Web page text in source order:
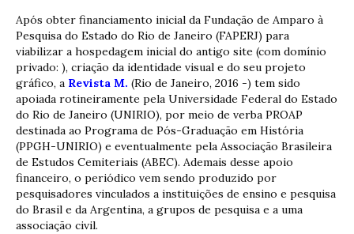
Após obter financiamento inicial da Fundação de Amparo à
Pesquisa do Estado do Rio de Janeiro (FAPERJ) para
viabilizar a hospedagem inicial do antigo site (com domínio
privado: ), criação da identidade visual e do seu projeto
gráfico, a Revista M. (Rio de Janeiro, 2016 -) tem sido
apoiada rotineiramente pela Universidade Federal do Estado
do Rio de Janeiro (UNIRIO), por meio de verba PROAP
destinada ao Programa de Pós-Graduação em História
(PPGH-UNIRIO) e eventualmente pela Associação Brasileira
de Estudos Cemiteriais (ABEC). Ademais desse apoio
financeiro, o periódico vem sendo produzido por
pesquisadores vinculados a instituições de ensino e pesquisa
do Brasil e da Argentina, a grupos de pesquisa e a uma
associação civil.